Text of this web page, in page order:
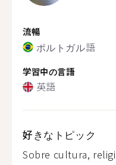
流暢
ポルトガル語
学習中の言語
英語
好きなトピック
Sobre cultura,